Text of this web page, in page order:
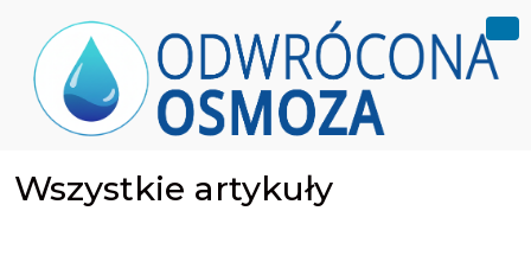
Wszystkie artykuły